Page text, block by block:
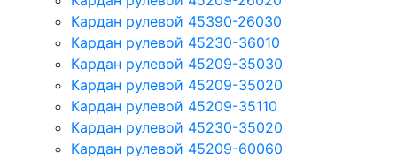
Кардан рулевой 45390-26030
Кардан рулевой 45230-36010
Кардан рулевой 45209-35030
Кардан рулевой 45209-35020
Кардан рулевой 45209-35110
Кардан рулевой 45230-35020
Кардан рулевой 45209-60060